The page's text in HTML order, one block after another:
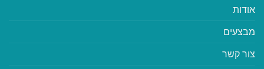
אודות
מבצעים
צור קשר